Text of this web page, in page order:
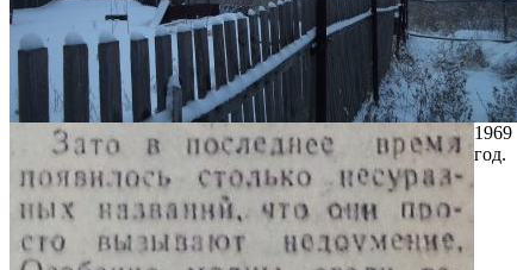
1969
год.